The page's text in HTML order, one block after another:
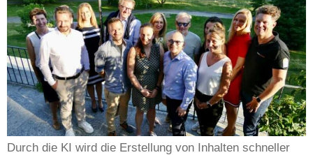
Durch die KI wird die Erstellung von Inhalten schneller